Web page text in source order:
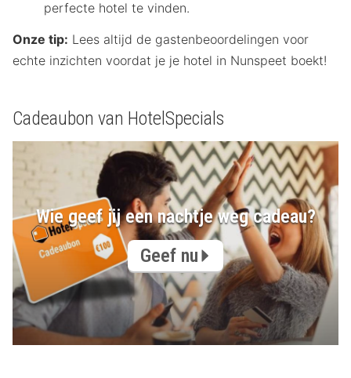
perfecte hotel te vinden.
Onze tip: Lees altijd de gastenbeoordelingen voor
echte inzichten voordat je je hotel in Nunspeet boekt!
Cadeaubon van HotelSpecials
Wie geef jij een nachtje weg cadeau?
Geef nu